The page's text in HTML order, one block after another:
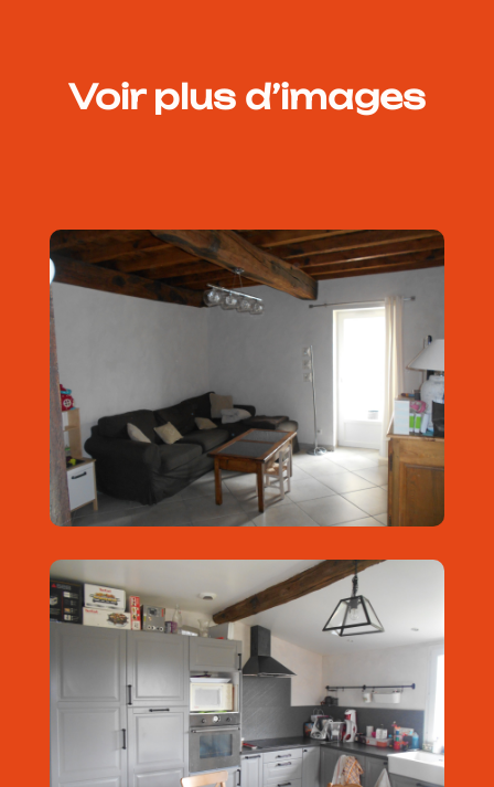
Voir plus d’images